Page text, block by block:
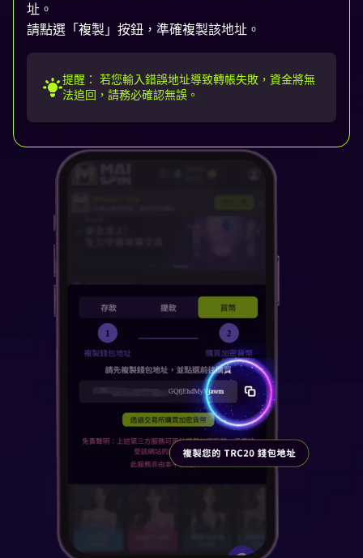
址。
請點選「複製」按鈕，準確複製該地址。
提醒： 若您輸入錯誤地址導致轉帳失敗，資金將無
法追回，請務必確認無誤。